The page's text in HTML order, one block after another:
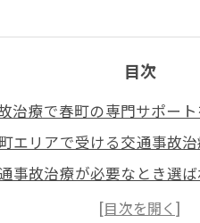
目次
治療で春町の専門サポー
エリアで受ける交通事故
事故治療が必要なとき選
和感や痛みが続く場合の交